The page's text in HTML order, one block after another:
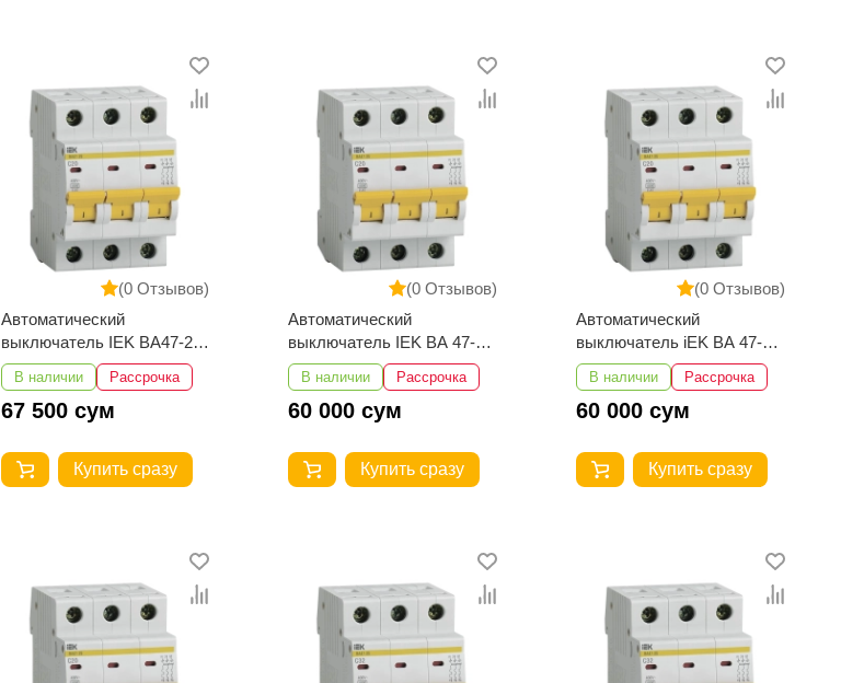
(0 Отзывов)
Автоматический
выключатель IEK ВА47-29
3Р 50А 4,5кА
В наличии Рассрочка
67 500 сум
Купить сразу
(0 Отзывов)
Автоматический
выключатель IEK ВА 47-29
3Р 40А 4,5кА
В наличии Рассрочка
60 000 сум
Купить сразу
(0 Отзывов)
Автоматический
выключатель iEK ВА 47-29
3Р 32А 4,5кА
В наличии Рассрочка
60 000 сум
Купить сразу